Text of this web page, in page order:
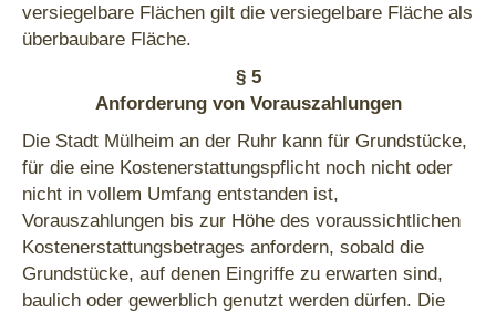
versiegelbare Flächen gilt die versiegelbare Fläche als
überbaubare Fläche.
§ 5
Anforderung von Vorauszahlungen
Die Stadt Mülheim an der Ruhr kann für Grundstücke,
für die eine Kostenerstattungspflicht noch nicht oder
nicht in vollem Umfang entstanden ist,
Vorauszahlungen bis zur Höhe des voraussichtlichen
Kostenerstattungsbetrages anfordern, sobald die
Grundstücke, auf denen Eingriffe zu erwarten sind,
baulich oder gewerblich genutzt werden dürfen. Die